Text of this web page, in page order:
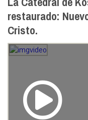
restaurado:
Cristo.